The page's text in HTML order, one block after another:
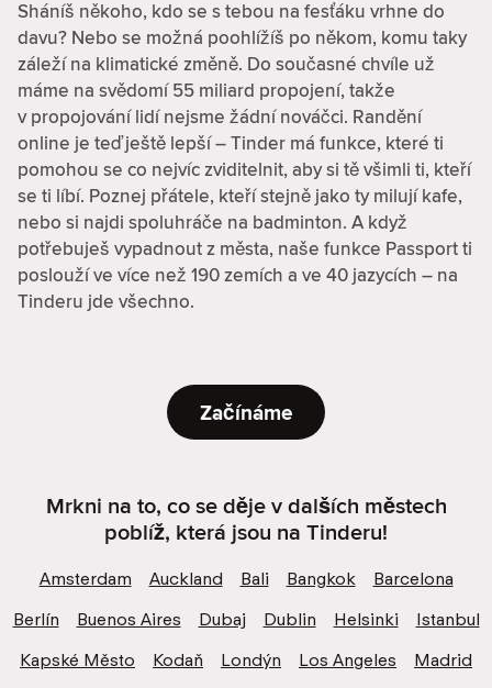
Sháníš někoho, kdo se s tebou na fesťáku vrhne do
davu? Nebo se možná poohlížíš po někom, komu taky
záleží na klimatické změně. Do současné chvíle už
máme na svědomí 55 miliard propojení, takže
v propojování lidí nejsme žádní nováčci. Randění
online je teď ještě lepší – Tinder má funkce, které ti
pomohou se co nejvíc zviditelnit, aby si tě všimli ti, kteří
se ti líbí. Poznej přátele, kteří stejně jako ty milují kafe,
nebo si najdi spoluhráče na badminton. A když
potřebuješ vypadnout z města, naše funkce Passport ti
poslouží ve více než 190 zemích a ve 40 jazycích – na
Tinderu jde všechno.
Začínáme
Mrkni na to, co se děje v dalších městech
poblíž, která jsou na Tinderu!
Amsterdam Auckland Bali Bangkok
Barcelona
Berlín
Buenos Aires Dubaj Dublin Helsinki
Istanbul
Kapské Město
Kodaň Londýn Los Angeles
Madrid